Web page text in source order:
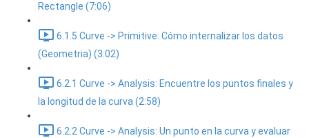
Rectangle (7:06)
6.1.5 Curve -> Primitive: Cómo internalizar los datos
(Geometria) (3:02)
6.2.1 Curve -> Analysis: Encuentre los puntos finales y
la longitud de la curva (2:58)
6.2.2 Curve -> Analysis: Un punto en la curva y evaluar